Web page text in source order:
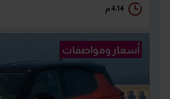
4:14 م
أسعار ومواصفات